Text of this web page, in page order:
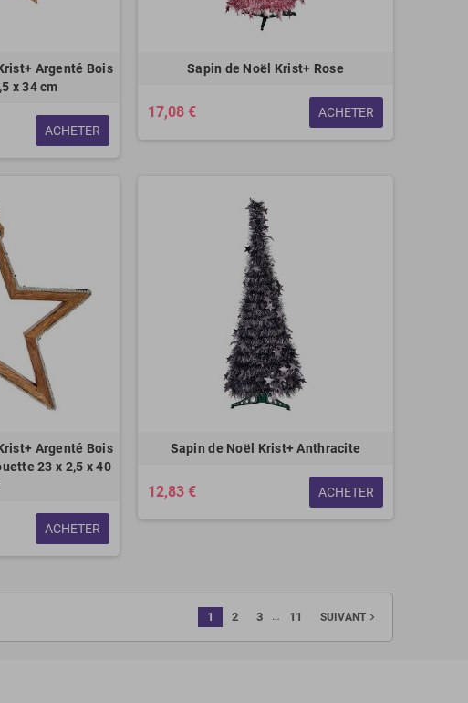
Argenté Bois
x 34 cm
ACHETER
Sapin de Noël Krist+ Rose
17,08 € ACHETER
Argenté Bois
23 x 2,5 x 40
ACHETER
Sapin de Noël Krist+ Anthracite
12,83 € ACHETER
1 2 3 … 11 SUIVANTnavigate_next